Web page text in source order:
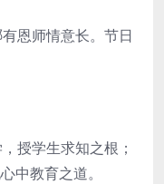
恩师情意长。节日
授学生求知之根；
中教育之道。